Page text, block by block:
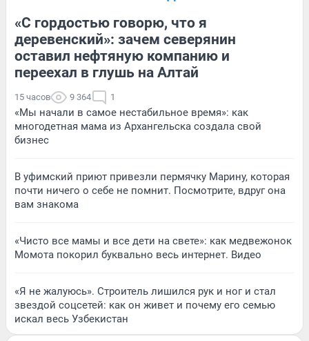
«С гордостью говорю, что я
деревенский»: зачем северянин
оставил нефтяную компанию и
переехал в глушь на Алтай
15 часов 9 364 1
«Мы начали в самое нестабильное время»: как
многодетная мама из Архангельска создала свой
бизнес
В уфимский приют привезли пермячку Марину, которая
почти ничего о себе не помнит. Посмотрите, вдруг она
вам знакома
«Чисто все мамы и все дети на свете»: как медвежонок
Момота покорил буквально весь интернет. Видео
«Я не жалуюсь». Строитель лишился рук и ног и стал
звездой соцсетей: как он живет и почему его семью
искал весь Узбекистан